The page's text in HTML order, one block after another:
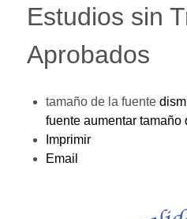
Estudios sin
Aprobados
tamaño de la fuente
fuente aumentar tamaño
Imprimir
Email